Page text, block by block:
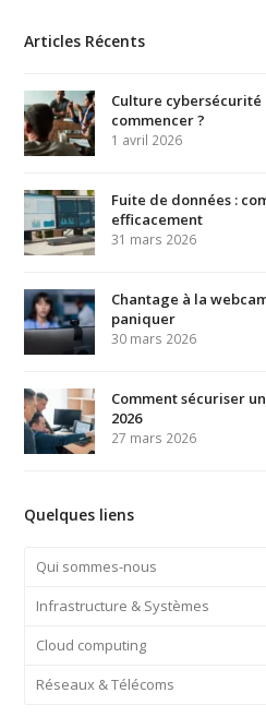
Articles Récents
Culture
commencer ?
1 avril 2026
Fuite de données :
efficacement
31 mars 2026
Chantage à la
paniquer
30 mars 2026
Comment sécuriser
2026
27 mars 2026
Quelques liens
Qui sommes-nous
Infrastructure & Systèmes
Cloud computing
Réseaux & Télécoms